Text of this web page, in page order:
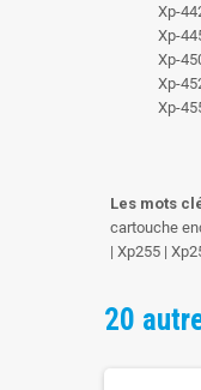
Xp-
Xp-
Xp-
Xp-
Xp-
Les mots
cartouche
| Xp255 |
20